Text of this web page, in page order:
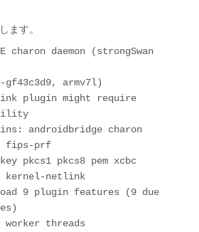
ます。
charon daemon (strongSwan
gf43c3d9, armv7l)
plugin might require
capability
androidbridge charon
fips-prf
kernel-netlink
9 plugin features (9 due
16 worker threads